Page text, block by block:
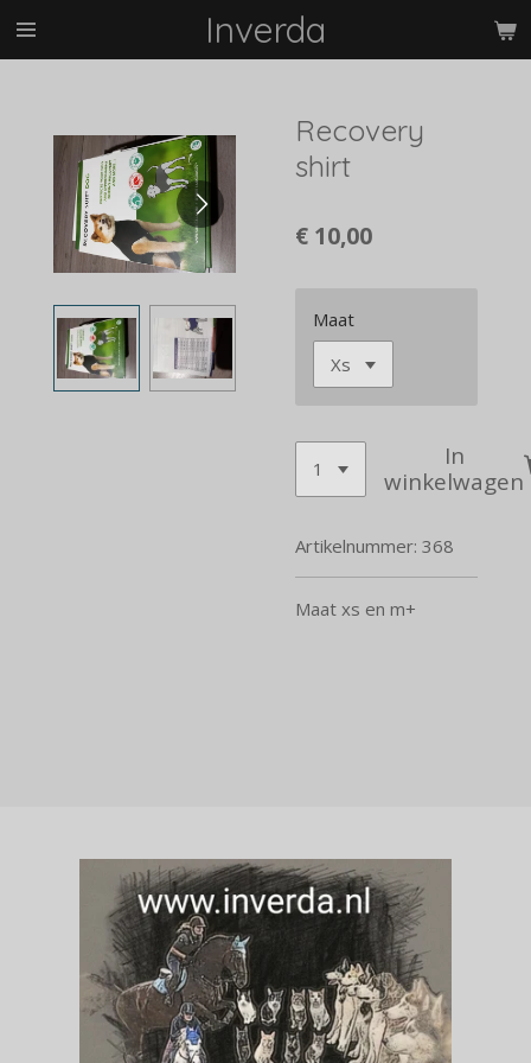
Ga
Inverda
Recovery
shirt
€ 10,00
Maat
In
winkelwagen
Artikelnummer: 368
Maat xs en m+